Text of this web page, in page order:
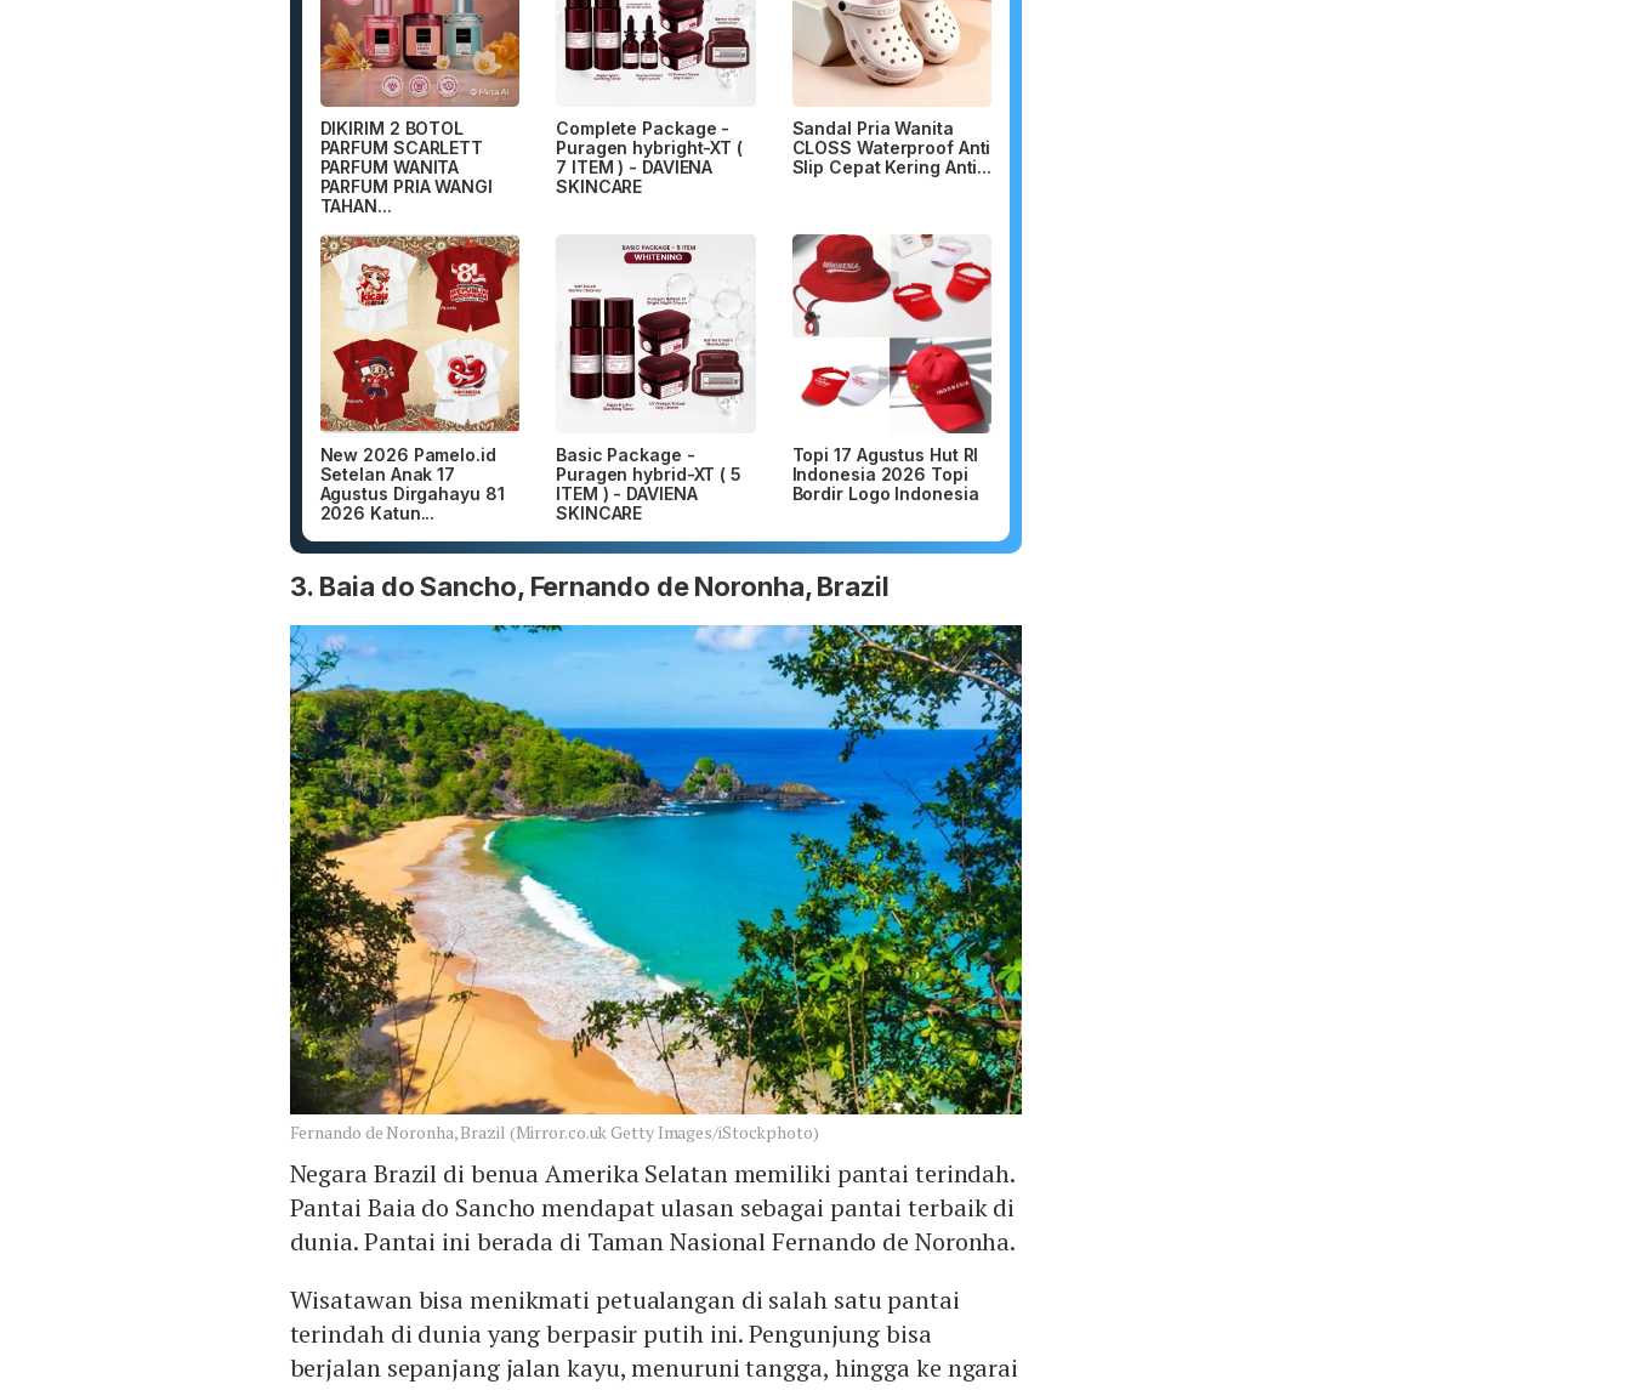
DIKIRIM 2 BOTOL
PARFUM SCARLETT
PARFUM WANITA
PARFUM PRIA WANGI
TAHAN...
Complete Package -
Puragen hybright-XT (
7 ITEM ) - DAVIENA
SKINCARE
Sandal Pria Wanita
CLOSS Waterproof Anti
Slip Cepat Kering Anti...
New 2026 Pamelo.id
Setelan Anak 17
Agustus Dirgahayu 81
2026 Katun...
Basic Package -
Puragen hybrid-XT ( 5
ITEM ) - DAVIENA
SKINCARE
Topi 17 Agustus Hut RI
Indonesia 2026 Topi
Bordir Logo Indonesia
3. Baia do Sancho, Fernando de Noronha, Brazil
Fernando de Noronha, Brazil (Mirror.co.uk Getty Images/iStockphoto)
Negara Brazil di benua Amerika Selatan memiliki pantai terindah.
Pantai Baia do Sancho mendapat ulasan sebagai pantai terbaik di
dunia. Pantai ini berada di Taman Nasional Fernando de Noronha.
Wisatawan bisa menikmati petualangan di salah satu pantai
terindah di dunia yang berpasir putih ini. Pengunjung bisa
berjalan sepanjang jalan kayu, menuruni tangga, hingga ke ngarai